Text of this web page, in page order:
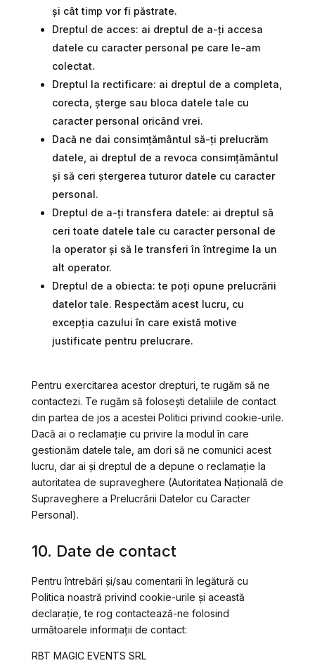
și cât timp vor fi păstrate.
Dreptul de acces: ai dreptul de a-ți accesa
datele cu caracter personal pe care le-am
colectat.
Dreptul la rectificare: ai dreptul de a completa,
corecta, șterge sau bloca datele tale cu
caracter personal oricând vrei.
Dacă ne dai consimțământul să-ți prelucrăm
datele, ai dreptul de a revoca consimțământul
și să ceri ștergerea tuturor datele cu caracter
personal.
Dreptul de a-ți transfera datele: ai dreptul să
ceri toate datele tale cu caracter personal de
la operator și să le transferi în întregime la un
alt operator.
Dreptul de a obiecta: te poți opune prelucrării
datelor tale. Respectăm acest lucru, cu
excepția cazului în care există motive
justificate pentru prelucrare.
Pentru exercitarea acestor drepturi, te rugăm să ne
contactezi. Te rugăm să folosești detaliile de contact
din partea de jos a acestei Politici privind cookie-urile.
Dacă ai o reclamație cu privire la modul în care
gestionăm datele tale, am dori să ne comunici acest
lucru, dar ai și dreptul de a depune o reclamație la
autoritatea de supraveghere (Autoritatea Națională de
Supraveghere a Prelucrării Datelor cu Caracter
Personal).
10. Date de contact
Pentru întrebări și/sau comentarii în legătură cu
Politica noastră privind cookie-urile și această
declarație, te rog contactează-ne folosind
următoarele informații de contact:
RBT MAGIC EVENTS SRL